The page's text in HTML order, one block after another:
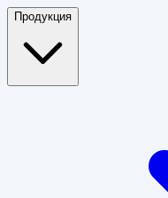
Продукция